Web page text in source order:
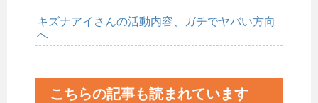
キズナアイさんの活動内容、ガチでヤバい方向
へ
こちらの記事も読まれています